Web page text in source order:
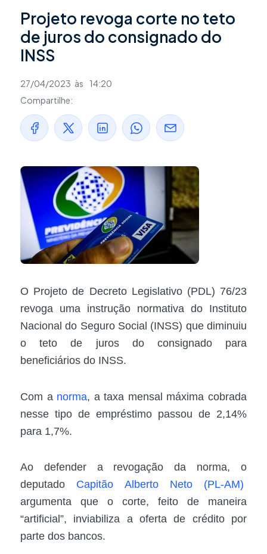
Projeto revoga corte no teto
de juros do consignado do
INSS
27/04/2023 às
14:20
Compartilhe:
O Projeto de Decreto Legislativo (PDL) 76/23
revoga uma instrução normativa do Instituto
Nacional do Seguro Social (INSS) que diminuiu
o teto de juros do consignado para
beneficiários do INSS.
Com a norma, a taxa mensal máxima cobrada
nesse tipo de empréstimo passou de 2,14%
para 1,7%.
Ao defender a revogação da norma, o
deputado Capitão Alberto Neto (PL-AM)
argumenta que o corte, feito de maneira
“artificial”, inviabiliza a oferta de crédito por
parte dos bancos.